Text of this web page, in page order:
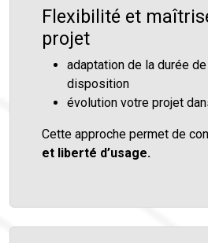
Flexibilité et
projet
adaptation de la durée
disposition
évolution votre projet
Cette approche permet de
et liberté d’usage.